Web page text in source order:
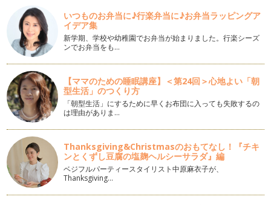
お月見にふろしきラッピング♪
10月6日は十三夜。十五夜でお月見をしたなら十三夜にもお月
見をするとより縁起が良…
贈る気持ちに季節を添えて
暑さ寒さも彼岸まで、という通り、暑かった夏はあっという
間に…
菊の節句にぴったりのラッピング♪
夏休みも終わり、残暑厳しいながらも秋の気配を感じる9月。
これからの季節は、親子で…
夏休みのお土産は思い出を添えて♪
夏休み真っ盛り！ 皆さまいかがお過ごしでいらっしゃいます
か？ママ友だちとのホームパーティや…
リボンが肝心？可愛いラッピングのお助けアイテム
いつものお弁当に♪行楽弁当に♪お弁当ラッピングア
イデア集
新学期、学校や幼稚園でお弁当が始まりました。行楽シーズ
ンでお弁当をも…
【ママのための睡眠講座】＜第24回＞心地よい「朝
型生活」のつくり方
「朝型生活」にするために早くお布団に入っても失敗するの
は理由がありま…
Thanksgiving&Christmasのおもてなし！『チキ
ンとくずし豆腐の塩麹ヘルシーサラダ』編
ベジフルパーティースタイリスト中原麻衣子が、
Thanksgiving…